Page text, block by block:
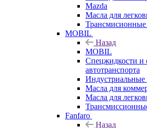
Mazda
Масла для
Трансмисионные
MOBIL
Назад
MOBIL
Cпецжидкости и
автотранспорта
Индустриальные
Масла для
Масла для
Fanfaro
Назад